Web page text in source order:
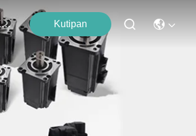
Hubungi Kami Kutipan